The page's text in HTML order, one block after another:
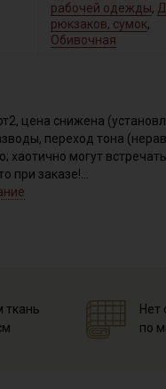
рабочей одежды,
рюкзаков, сумок,
Обивочная
цена снижена
переход тона
хаотично могут
при заказе!
с
ткань
Нет
по